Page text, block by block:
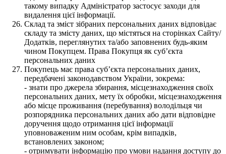
такому випадку Адміністратор застосує заходи для
видалення цієї інформації.
Склад та зміст зібраних персональних даних відповідає
складу та змісту даних, що містяться на сторінках Сайту/
Додатків, переглянутих та/або заповнених будь-яким
чином Покупцем. Права Покупця як суб’єкта
персональних даних
Покупець має права суб’єкта персональних даних,
передбачені законодавством України, зокрема:
- знати про джерела збирання, місцезнаходження своїх
персональних даних, мету їх обробки, місцезнаходження
або місце проживання (перебування) володільця чи
розпорядника персональних даних або дати відповідне
доручення щодо отримання цієї інформації
уповноваженим ним особам, крім випадків,
встановлених законом;
- отримувати інформацію про умови надання доступу до